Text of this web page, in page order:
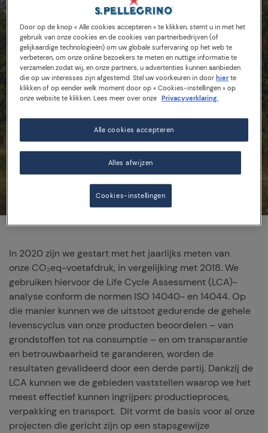
Milieu-impact
In 2020 zijn we gestart met het jaarlijks meten van
onze CO₂eq-voetafdruk, in vergelijking met 2018. We
gebruiken hiervoor de Life Cycle Assessment (LCA)-
analyse conform de normen ISO 14040- en 14044. Op
die manier kunnen we de uitstoot gedurende de gehele
levenscyclus van onze producten beoordelen – van
grondstoffen tot na consumptie – en om transparantie
en betrouwbaarheid te garanderen, worden de
resultaten gevalideerd door een derde partij. Dankzij de
LCA kunnen we de gebieden vaststellen waarop we het
meest effectief kunnen ingrijpen: productieproces,
verpakking en transport. Dit vormt de basis voor al onze
projecten die gericht zijn op een stapsgewijze
Door op de knop « Alle cookies accepteren » te klikken, stemt u in met het
gebruik van onze cookies en de cookies van partnerbedrijven (of
gelijkaardige technologieën) om uw globale surfervaring op het web te
verbeteren, om onze online bezoekers te meten en nuttige informatie te
verzamelen zodat wij, en onze partners, u advertenties kunnen aanbieden
die op uw interesses zijn afgestemd. Stel uw voorkeuren in doorhier te
klikken of op eender welk moment door op « Cookies-instellingen » op
onze website te klikken. Lees meer over onze Privacyverklaring.
Alles afwijzen
Alle cookies accepteren
Cookies-instellingen